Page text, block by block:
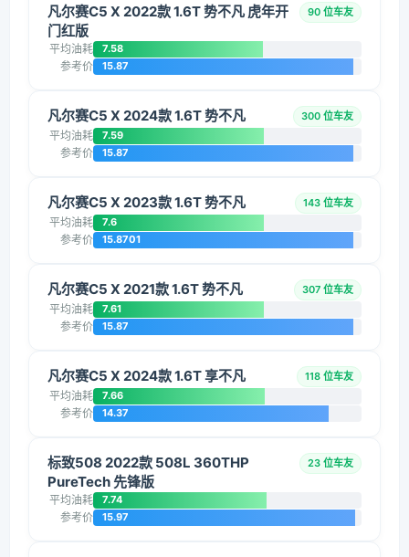
凡尔赛C5 X 2022款 1.6T 势不凡 虎年开
门红版
90 位车友
平均油耗 7.58
参考价 15.87
凡尔赛C5 X 2024款 1.6T 势不凡 300 位车友
平均油耗 7.59
参考价 15.87
凡尔赛C5 X 2023款 1.6T 势不凡 143 位车友
平均油耗 7.6
参考价 15.8701
凡尔赛C5 X 2021款 1.6T 势不凡 307 位车友
平均油耗 7.61
参考价 15.87
凡尔赛C5 X 2024款 1.6T 享不凡 118 位车友
平均油耗 7.66
参考价 14.37
标致508 2022款 508L 360THP
PureTech 先锋版
23 位车友
平均油耗 7.74
参考价 15.97